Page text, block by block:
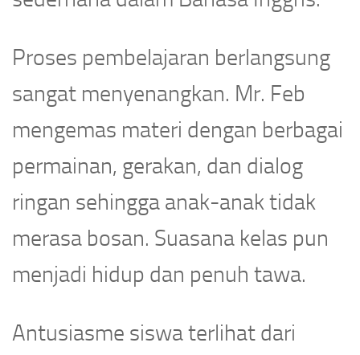
Proses pembelajaran berlangsung
sangat menyenangkan. Mr. Feb
mengemas materi dengan berbagai
permainan, gerakan, dan dialog
ringan sehingga anak-anak tidak
merasa bosan. Suasana kelas pun
menjadi hidup dan penuh tawa.
Antusiasme siswa terlihat dari